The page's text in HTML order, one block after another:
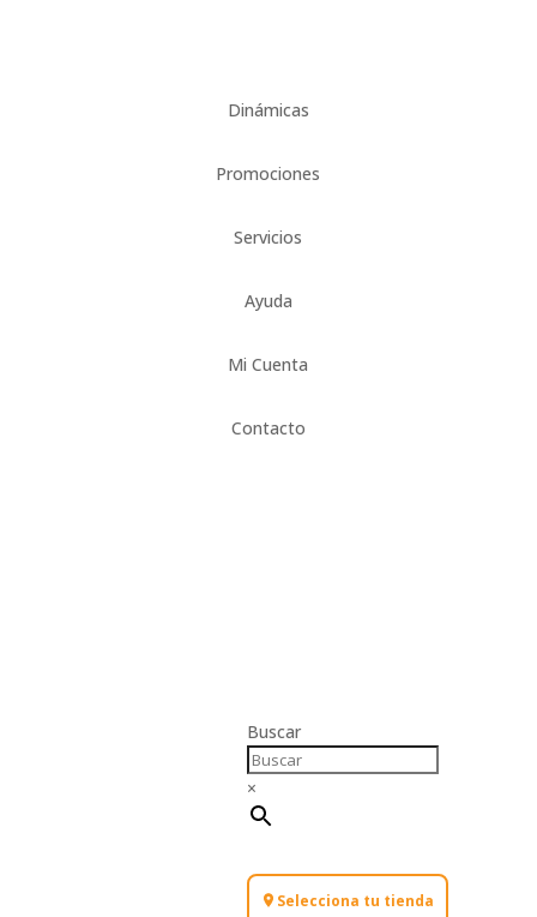
Dinámicas
Promociones
Servicios
Ayuda
Mi Cuenta
Contacto
Buscar
×
Selecciona tu tienda